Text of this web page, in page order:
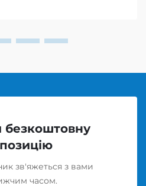
безкоштовну
зв'яжеться з вами
часом.